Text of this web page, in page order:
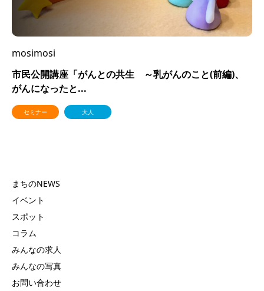
mosimosi
市民公開講座「がんとの共生 ～乳がんのこと(前編)、
がんになったと...
セミナー 大人
まちのNEWS
イベント
スポット
コラム
みんなの求人
みんなの写真
お問い合わせ